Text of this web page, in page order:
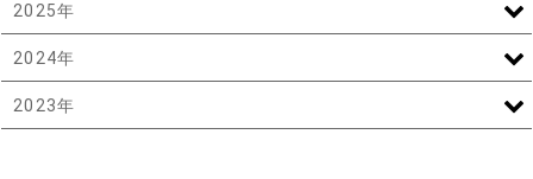
2025年
2024年
2023年